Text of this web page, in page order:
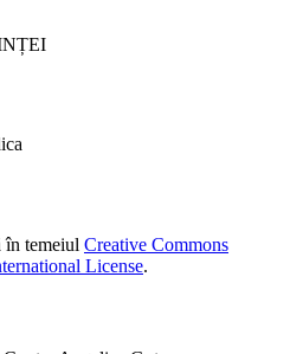
în temeiul Creative Commons
License.